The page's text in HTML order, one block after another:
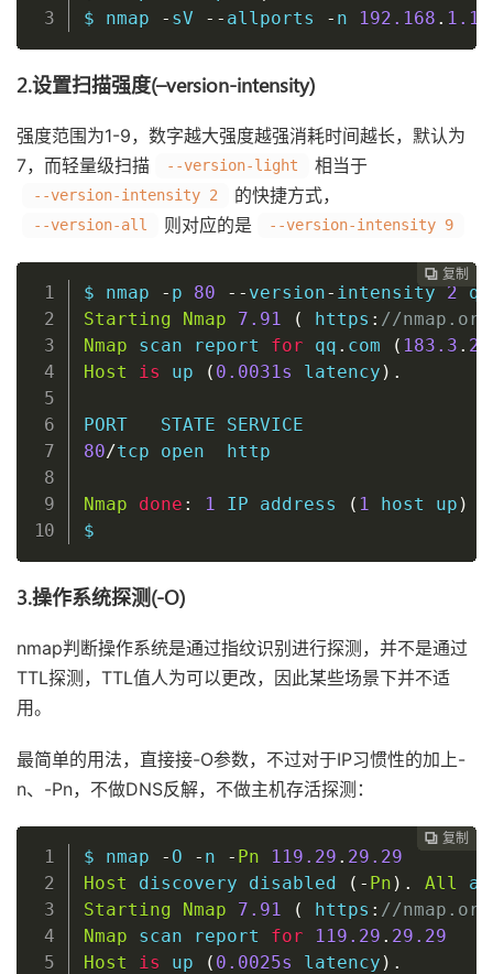
$ nmap
- sV -- allports - n 192.168 . 1.1
2.设置扫描强度(–version-intensity)
强度范围为1-9，数字越大强度越强消耗时间越长，默认为
7，而轻量级扫描
--version-light 相当于
--version-intensity 2 的快捷方式，
--version-all 则对应的是 --version-intensity 9
 复制
 复制
 复制
 复制
 复制
 复制
 复制
 复制
 复制
 复制
 复制
 复制
 复制
 复制
 复制
 复制
 复制
 复制
 复制
 复制
 复制
 复制
 复制
 复制
$ nmap - p 80 -- version- intensity 2 qq
Starting
Nmap 7.91 ( https : //
Nmap scan report for qq . com ( 183.3 .
Host
is up ( 0 .0031s latency ) .
80/tcp open
  http
Nmap done : 1 IP address ( 1 host up )
$
3.操作系统探测(-O)
nmap判断操作系统是通过指纹识别进行探测，并不是通过
TTL探测，TTL值人为可以更改，因此某些场景下并不适
用。
最简单的用法，直接接-O参数，不过对于IP习惯性的加上-
n、-Pn，不做DNS反解，不做主机存活探测：
 复制
 复制
 复制
 复制
 复制
 复制
 复制
 复制
 复制
 复制
 复制
 复制
 复制
 复制
 复制
 复制
 复制
 复制
 复制
 复制
 复制
 复制
 复制
$ nmap - O - n - Pn 119.29 . 29.29
Host discovery disabled ( - Pn ) . All
Starting
Nmap 7.91 ( https : //
Nmap scan report for 119.29 . 29.29
Host
is up ( 0 .0025s latency ) .